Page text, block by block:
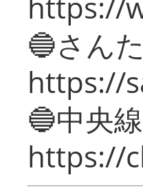
🔵さん
https://
🔵中央
https://